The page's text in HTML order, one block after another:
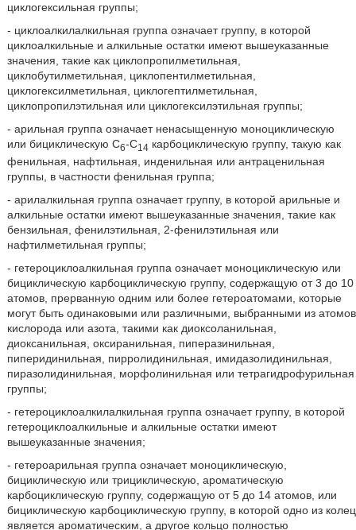
циклогексильная группы;
- циклоалкилалкильная группа означает группу, в которой
циклоалкильные и алкильные остатки имеют вышеуказанные
значения, такие как циклопропилметильная,
циклобутилметильная, циклопентилметильная,
циклогексилметильная, циклогептилметильная,
циклопропилэтильная или циклогексилэтильная группы;
- арильная группа означает ненасыщенную моноциклическую
или бициклическую С6-С14 карбоциклическую группу, такую как
фенильная, нафтильная, инденильная или антраценильная
группы, в частности фенильная группа;
- арилалкильная группа означает группу, в которой арильные и
алкильные остатки имеют вышеуказанные значения, такие как
бензильная, фенилэтильная, 2-фенилэтильная или
нафтилметильная группы;
- гетероциклоалкильная группа означает моноциклическую или
бициклическую карбоциклическую группу, содержащую от 3 до 10
атомов, прерванную одним или более гетероатомами, которые
могут быть одинаковыми или различными, выбранными из атомов
кислорода или азота, такими как диоксоланильная,
диоксанильная, оксиранильная, пиперазинильная,
пиперидинильная, пирролидинильная, имидазолидинильная,
пиразолидинильная, морфолинильная или тетрагидрофурильная
группы;
- гетероциклоалкилалкильная группа означает группу, в которой
гетероциклоалкильные и алкильные остатки имеют
вышеуказанные значения;
- гетероарильная группа означает моноциклическую,
бициклическую или трициклическую, ароматическую
карбоциклическую группу, содержащую от 5 до 14 атомов, или
бициклическую карбоциклическую группу, в которой одно из колец
является ароматическим, а другое кольцо полностью